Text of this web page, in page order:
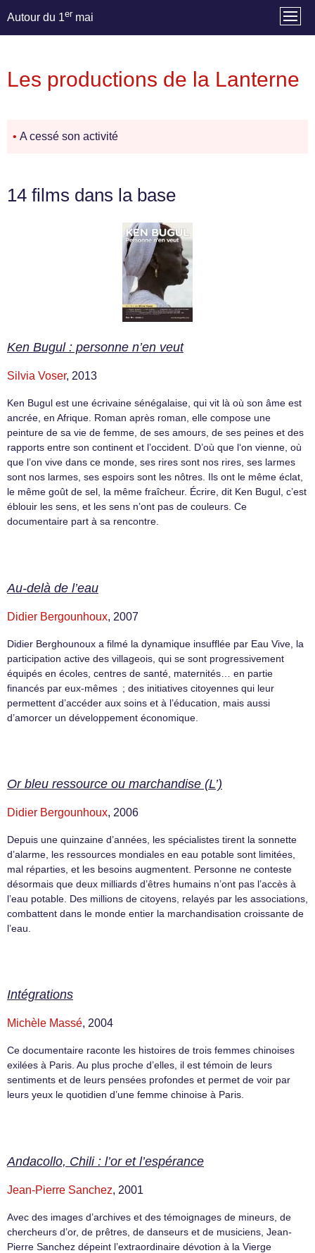
Autour du 1er mai
Les productions de la Lanterne
• A cessé son activité
14 films dans la base
Ken Bugul : personne n’en veut
Silvia Voser, 2013
Ken Bugul est une écrivaine sénégalaise, qui vit là où son âme est
ancrée, en Afrique. Roman après roman, elle compose une
peinture de sa vie de femme, de ses amours, de ses peines et des
rapports entre son continent et l’occident. D’où que l‘on vienne, où
que l’on vive dans ce monde, ses rires sont nos rires, ses larmes
sont nos larmes, ses espoirs sont les nôtres. Ils ont le même éclat,
le même goût de sel, la même fraîcheur. Écrire, dit Ken Bugul, c’est
éblouir les sens, et les sens n’ont pas de couleurs. Ce
documentaire part à sa rencontre.
Au-delà de l’eau
Didier Bergounhoux, 2007
Didier Berghounoux a filmé la dynamique insufflée par Eau Vive, la
participation active des villageois, qui se sont progressivement
équipés en écoles, centres de santé, maternités… en partie
financés par eux-mêmes ; des initiatives citoyennes qui leur
permettent d’accéder aux soins et à l’éducation, mais aussi
d’amorcer un développement économique.
Or bleu ressource ou marchandise (L’)
Didier Bergounhoux, 2006
Depuis une quinzaine d’années, les spécialistes tirent la sonnette
d’alarme, les ressources mondiales en eau potable sont limitées,
mal réparties, et les besoins augmentent. Personne ne conteste
désormais que deux milliards d’êtres humains n’ont pas l’accès à
l’eau potable. Des millions de citoyens, relayés par les associations,
combattent dans le monde entier la marchandisation croissante de
l’eau.
Intégrations
Michèle Massé, 2004
Ce documentaire raconte les histoires de trois femmes chinoises
exilées à Paris. Au plus proche d’elles, il est témoin de leurs
sentiments et de leurs pensées profondes et permet de voir par
leurs yeux le quotidien d’une femme chinoise à Paris.
Andacollo, Chili : l’or et l’espérance
Jean-Pierre Sanchez, 2001
Avec des images d’archives et des témoignages de mineurs, de
chercheurs d’or, de prêtres, de danseurs et de musiciens, Jean-
Pierre Sanchez dépeint l’extraordinaire dévotion à la Vierge